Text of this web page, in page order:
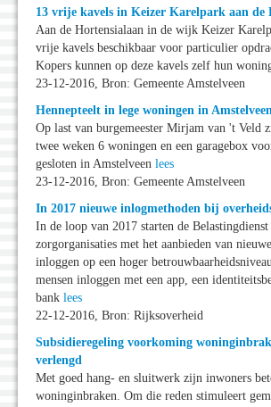
13 vrije kavels in Keizer Karelpark aan de
Aan de Hortensialaan in de wijk Keizer
vrije kavels beschikbaar voor particulier
Kopers kunnen op deze kavels zelf hun
23-12-2016, Bron: Gemeente Amstelveen
Hennepteelt in lege woningen in
Op last van burgemeester Mirjam van 't Veld
twee weken 6 woningen en een garagebox
gesloten in Amstelveen lees
23-12-2016, Bron: Gemeente Amstelveen
In 2017 nieuwe inlogmethoden bij
In de loop van 2017 starten de Belastingdienst
zorgorganisaties met het aanbieden van
inloggen op een hoger
mensen inloggen met een app, een
bank lees
22-12-2016, Bron: Rijksoverheid
Subsidieregeling voorkoming
verlengd
Met goed hang- en sluitwerk zijn inwoners
woninginbraken. Om die reden stimuleert